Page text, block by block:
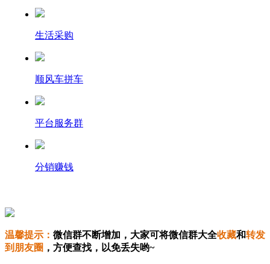
生活采购
顺风车拼车
平台服务群
分销赚钱
温馨提示： 微信群不断增加，大家可将微信群大全收藏和转发
到朋友圈 ，方便查找，以免丢失哟~